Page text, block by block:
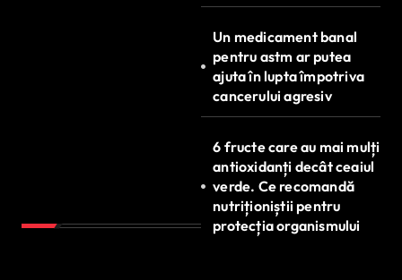
Un medicament banal
pentru astm ar putea
ajuta în lupta împotriva
cancerului agresiv
6 fructe care au mai mulți
antioxidanți decât ceaiul
verde. Ce recomandă
nutriționiștii pentru
protecția organismului